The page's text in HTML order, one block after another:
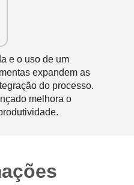
e o uso de um
expandem as
do processo.
melhora o